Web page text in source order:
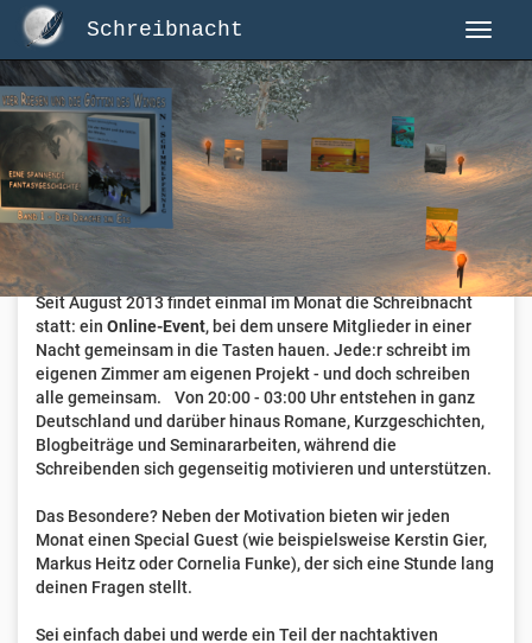
Schreibnacht
Herzlich Willkommen auf Schreibnacht.de
Hier erwartet dich eine aktive Federschwinger-Community
mit über 3.000 Mitgliedern.
Willkommen ist jede Person, die gerne schreibt
. Alter, Genre
und Erfahrung sind nicht relevant, es zählt allein die Liebe
zum geschriebenen Wort.
Seit August 2013 findet einmal im Monat die Schreibnacht
statt: ein Online-Event, bei dem unsere Mitglieder in einer
Nacht gemeinsam in die Tasten hauen. Jede:r schreibt im
eigenen Zimmer am eigenen Projekt - und doch schreiben
alle gemeinsam. Von 20:00 - 03:00 Uhr entstehen in ganz
Deutschland und darüber hinaus Romane, Kurzgeschichten,
Blogbeiträge und Seminararbeiten, während die
Schreibenden sich gegenseitig motivieren und unterstützen.
Das Besondere? Neben der Motivation bieten wir jeden
Monat einen Special Guest (wie beispielsweise Kerstin Gier,
Markus Heitz oder Cornelia Funke), der sich eine Stunde lang
deinen Fragen stellt.
Sei einfach dabei und werde ein Teil der nachtaktiven